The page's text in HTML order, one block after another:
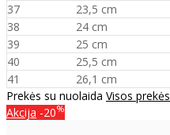
37
23,5 cm
38
24 cm
39
25 cm
40
25,5 cm
41
26,1 cm
Prekės su nuolaida Visos prekės
Akcija -20%